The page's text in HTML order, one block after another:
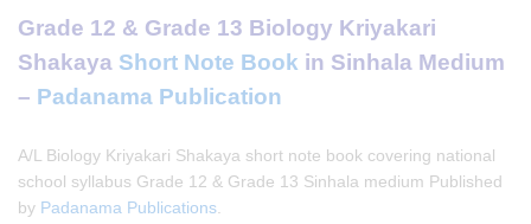
Grade 12 & Grade 13 Biology Kriyakari
Shakaya Short Note Book in Sinhala Medium
– Padanama Publication
A/L Biology Kriyakari Shakaya short note book covering national
school syllabus Grade 12 & Grade 13 Sinhala medium Published
by Padanama Publications.